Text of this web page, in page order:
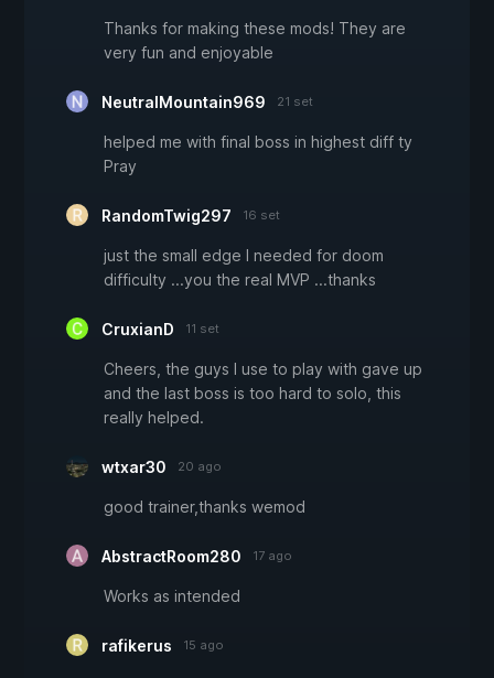
Thanks for making these mods! They are
very fun and enjoyable
NeutralMountain969 21 set
helped me with final boss in highest diff ty
Pray
RandomTwig297 16 set
just the small edge I needed for doom
difficulty ...you the real MVP ...thanks
CruxianD 11 set
Cheers, the guys I use to play with gave up
and the last boss is too hard to solo, this
really helped.
wtxar30 20 ago
good trainer,thanks wemod
AbstractRoom280 17 ago
Works as intended
rafikerus 15 ago